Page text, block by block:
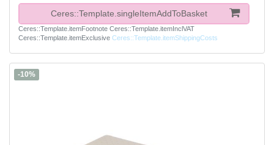
Ceres::Template.singleItemAddToBasket
Ceres::Template.itemFootnote Ceres::Template.itemInclVAT
Ceres::Template.itemExclusive Ceres::Template.itemShippingCosts
-10%